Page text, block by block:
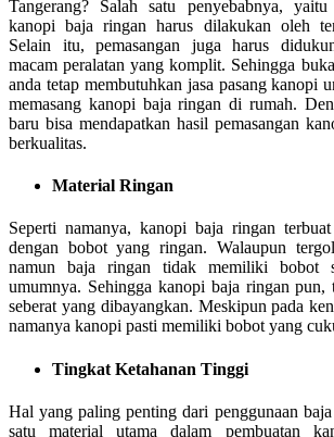
Tangerang? Salah satu penyebabnya, yaitu
kanopi baja ringan harus dilakukan oleh
Selain itu, pemasangan juga harus
macam peralatan yang komplit. Sehingga
anda tetap membutuhkan jasa pasang kanopi
memasang kanopi baja ringan di rumah.
baru bisa mendapatkan hasil pemasangan
berkualitas.
Material Ringan
Seperti namanya, kanopi baja ringan
dengan bobot yang ringan. Walaupun
namun baja ringan tidak memiliki bobot
umumnya. Sehingga kanopi baja ringan
seberat yang dibayangkan. Meskipun pada
namanya kanopi pasti memiliki bobot yang
Tingkat Ketahanan Tinggi
Hal yang paling penting dari penggunaan baja
satu material utama dalam pembuatan